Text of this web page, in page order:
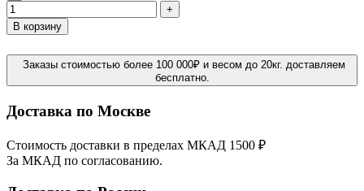
+
В корзину
Заказы стоимостью более 100 000₽ и весом до 20кг. доставляем
бесплатно.
Доставка по Москве
Стоимость доставки в пределах МКАД 1500 ₽
За МКАД по согласованию.